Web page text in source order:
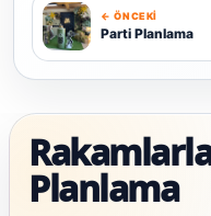
P ← ÖNCEKI
Parti Planlama
Planlama